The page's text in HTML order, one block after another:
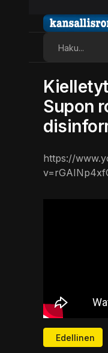
Supon
https://
Edellinen
Edellinen